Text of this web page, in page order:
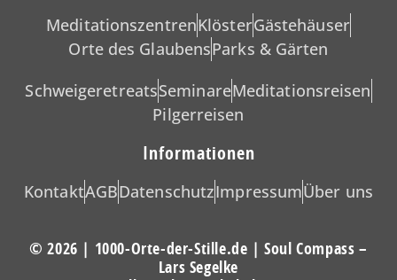
MeditationszentrenKlösterGästehäuser
Orte des GlaubensParks & Gärten
SchweigeretreatsSeminareMeditationsreisen
Pilgerreisen
Informationen
KontaktAGBDatenschutzImpressumÜber uns
© 2026 | 1000-Orte-der-Stille.de | Soul Compass –
Lars Segelke